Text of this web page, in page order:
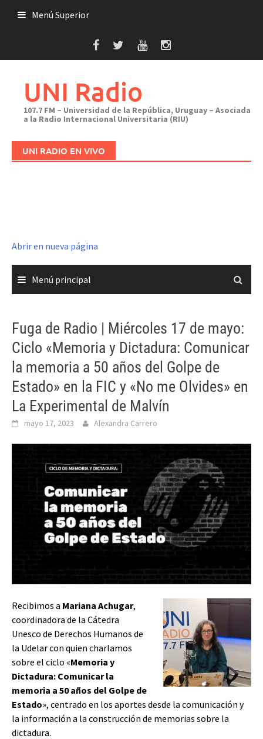
Menú Superior
UNI Radio
107.7 FM – Universidad de la República, Uruguay – Asociada
a la Radio Internacional Universitaria (RIU)
UNI RADIO EN VIVO
Abrir en nueva página
Menú principal
Fuga de Radio | Miércoles 17 de mayo:
Ciclo «Memoria y Dictadura: Comunicar
la memoria a 50 años del Golpe de
Estado» en la FIC y «No me Olvides» en
La Experimental de Malvín
mayo 17, 2023 Alexandra Carrero
Recibimos a Mariana Achugar,
coordinadora de la Cátedra
Unesco de Derechos Humanos de
la Udelar con quien charlamos
sobre el ciclo «Memoria y
Dictadura: Comunicar la
memoria a 50 años del Golpe de
Estado», centrado en los aportes desde la comunicación y
la información a la construcción de memorias sobre la
dictadura.